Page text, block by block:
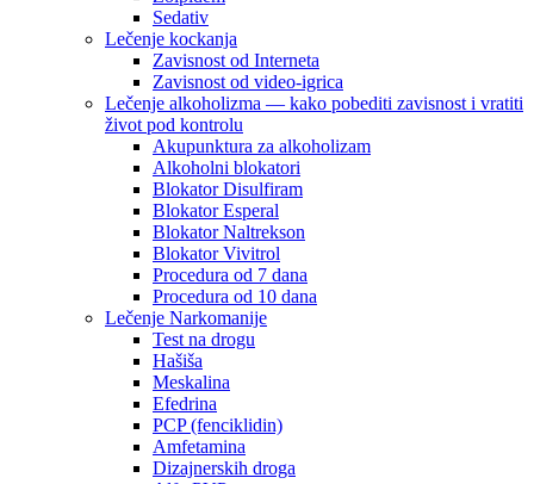
Sedativ
Lečenje kockanja
Zavisnost od Interneta
Zavisnost od video-igrica
Lečenje alkoholizma — kako pobediti zavisnost i vratiti
život pod kontrolu
Akupunktura za alkoholizam
Alkoholni blokatori
Blokator Disulfiram
Blokator Esperal
Blokator Naltrekson
Blokator Vivitrol
Procedura od 7 dana
Procedura od 10 dana
Lečenje Narkomanije
Test na drogu
Hašiša
Meskalina
Efedrina
PCP (fenciklidin)
Amfetamina
Dizajnerskih droga